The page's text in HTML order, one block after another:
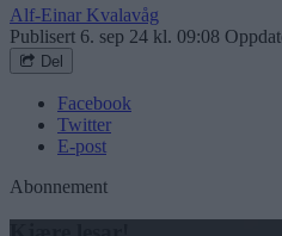
Alf-Einar Kvalavåg
Publisert 6. sep 24 kl. 09:08
Del
Facebook
Twitter
E-post
Abonnement